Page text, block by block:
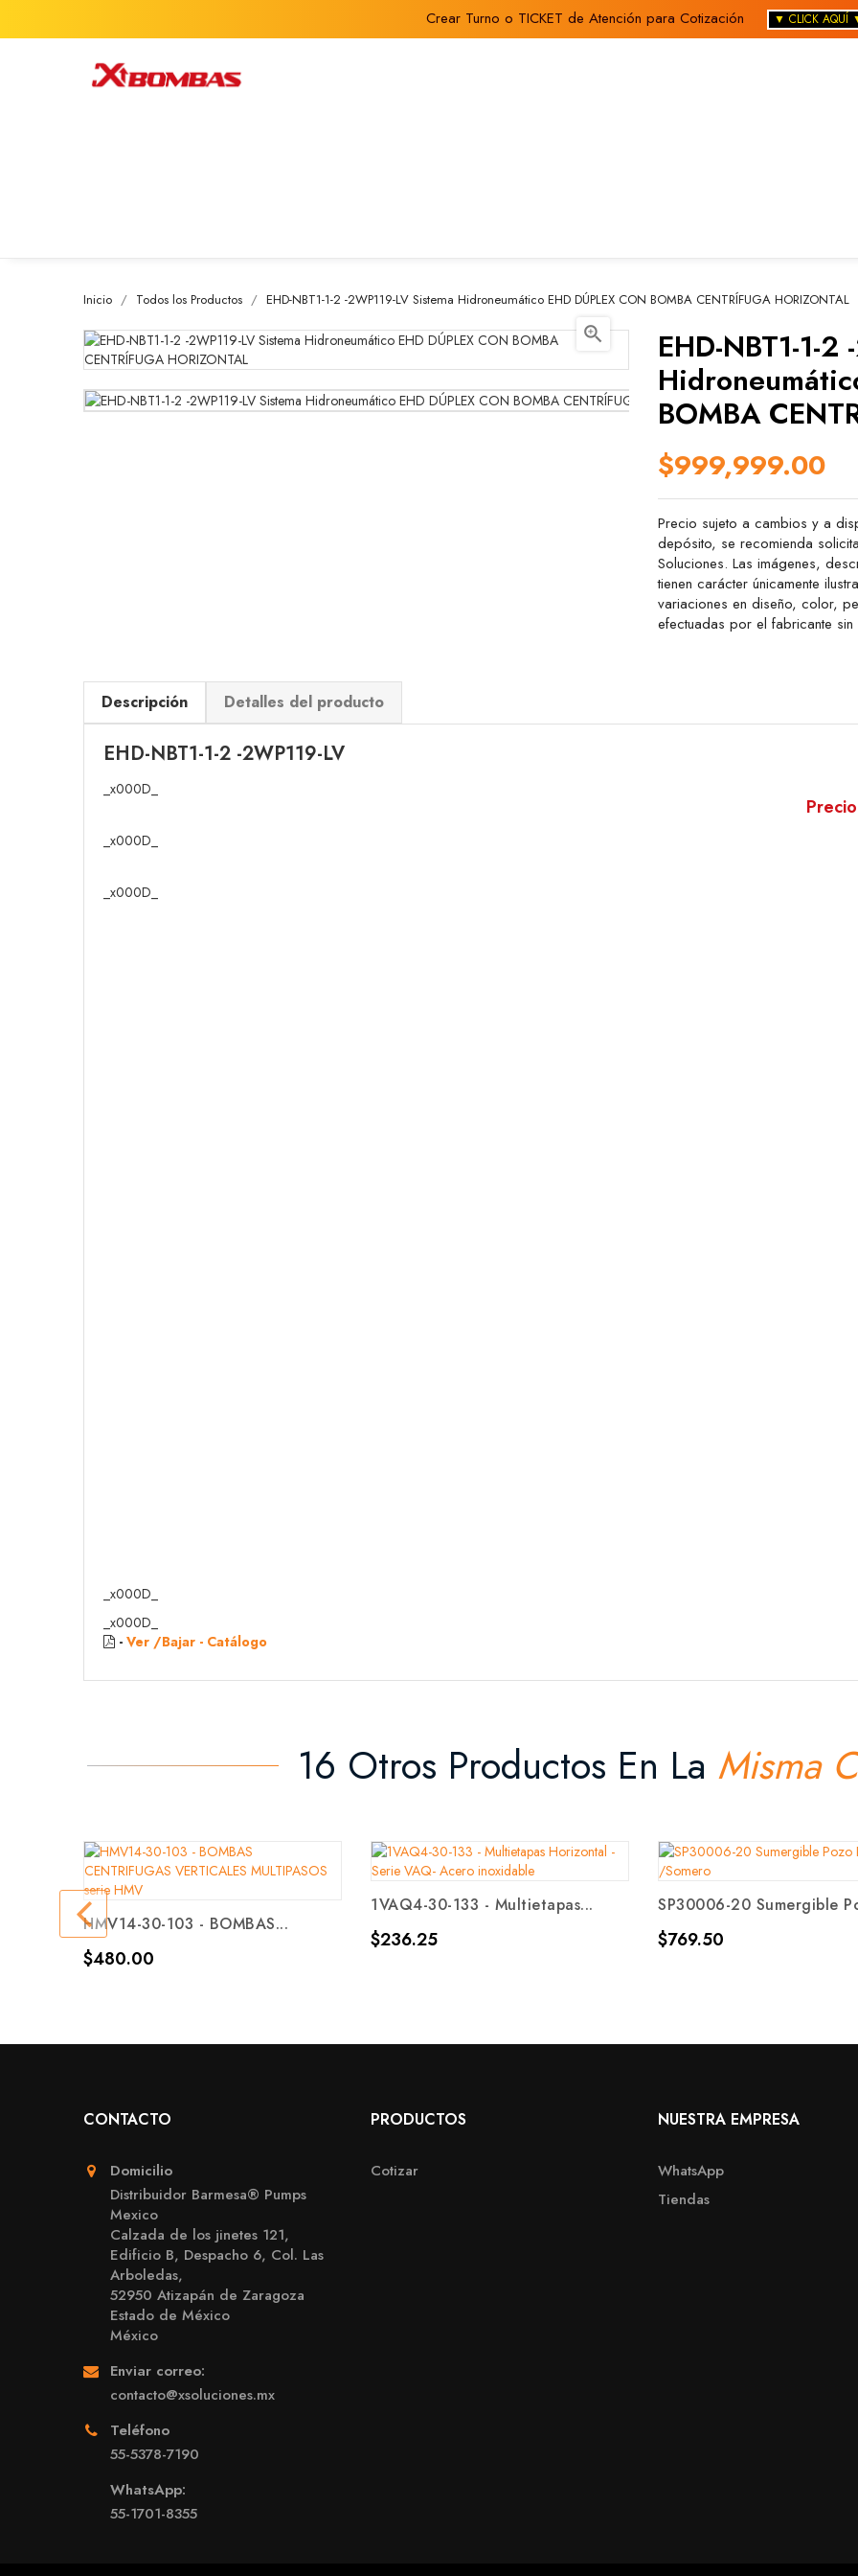
Crear Turno o TICKET de Atención para Cotización ▼ CLICK AQUÍ
Inicio Todos los Productos EHD-NBT1-1-2 -2WP119-LV Sistema Hidroneumático EHD DÚPLEX CON BOMBA CENTRÍFUGA HORIZONTAL

EHD-NBT1-1-2
BOMBA
$999,999.00
Precio sujeto a cambios y a
depósito, se recomienda
Soluciones. Las imágenes,
tienen carácter únicamente
variaciones en diseño, color,
efectuadas por el fabricante
Descripción Detalles del producto
EHD-NBT1-1-2 -2WP119-LV
_x000D_
_x000D_
_x000D_
_x000D_
_x000D_
- Ver /Bajar - Catálogo
16 Otros Productos En La Misma
HMV14-30-103 - BOMBAS...
Precio
$480.00
1VAQ4-30-133 - Multietapas...
Precio
$236.25
SP30006-20 Sumergible
Precio
$769.50
CONTACTO
Domicilio
Distribuidor Barmesa® Pumps
Mexico
Calzada de los jinetes 121,
Edificio B, Despacho 6, Col. Las
Arboledas,
52950 Atizapán de Zaragoza
Estado de México
México
Enviar correo:
contacto@xsoluciones.mx
Teléfono
55-5378-7190
WhatsApp:
55-1701-8355
PRODUCTOS
Cotizar
NUESTRA EMPRESA
WhatsApp
Tiendas